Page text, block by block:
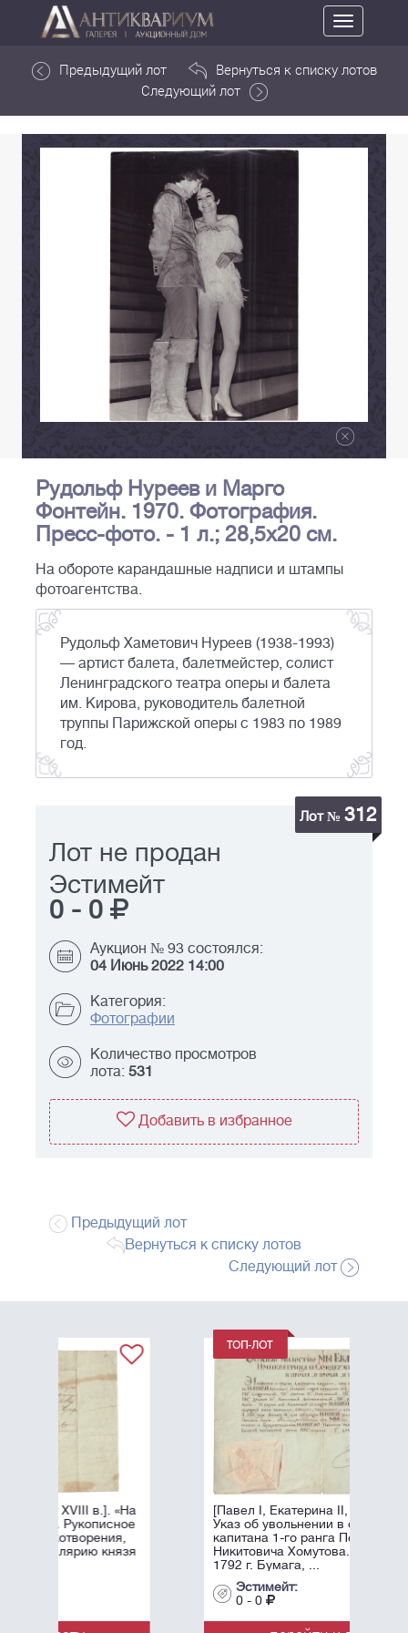
Toggle
navigation
Предыдущий лот
Вернуться к списку лотов
Следующий лот
Рудольф Нуреев и Марго
Фонтейн. 1970. Фотография.
Пресс-фото. - 1 л.; 28,5x20 см.
На обороте карандашные надписи и штампы
фотоагентства.
Рудольф Хаметович Нуреев (1938-1993)
— артист балета, балетмейстер, солист
Ленинградского театра оперы и балета
им. Кирова, руководитель балетной
труппы Парижской оперы с 1983 по 1989
год.
Лот № 312
Лот не продан
Эстимейт
0 - 0
Аукцион № 93 состоялся:
04 Июнь 2022 14:00
Категория:
Фотографии
Количество просмотров
лота: 531
Добавить в избранное
Предыдущий лот
Вернуться к списку лотов
Следующий лот
[Павел I, Екатерина II, автографы].
Указ об увольнении в отставку
капитана 1-го ранга Петра
Никитовича Хомутова. 2 апреля